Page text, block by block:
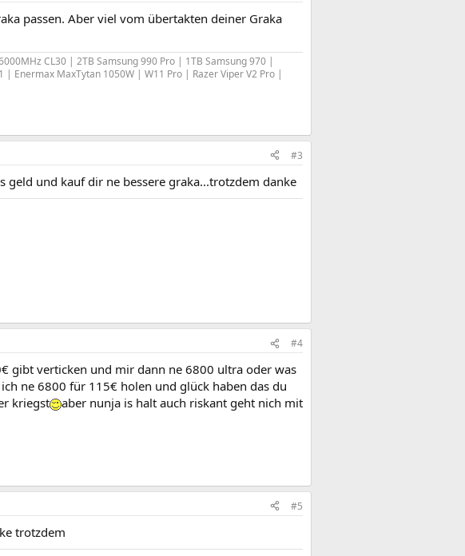
passen. Aber viel vom übertakten deiner Graka
CL30 | 2TB Samsung 990 Pro | 1TB Samsung 970 |
Enermax MaxTytan 1050W | W11 Pro | Razer Viper V2 Pro |
#3
und kauf dir ne bessere graka...trotzdem danke
#4
gibt verticken und mir dann ne 6800 ultra oder was
ne 6800 für 115€ holen und glück haben das du
kriegst
aber nunja is halt auch riskant geht nich mit
#5
trotzdem